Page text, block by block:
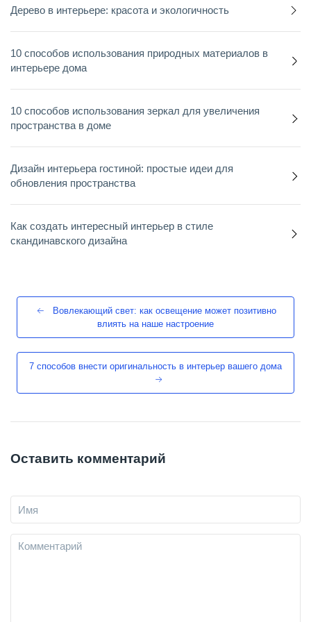
Дерево в интерьере: красота и экологичность
10 способов использования природных материалов в
интерьере дома
10 способов использования зеркал для увеличения
пространства в доме
Дизайн интерьера гостиной: простые идеи для
обновления пространства
Как создать интересный интерьер в стиле
скандинавского дизайна
Вовлекающий свет: как освещение может позитивно
влиять на наше настроение
7 способов внести оригинальность в интерьер вашего дома
Оставить комментарий